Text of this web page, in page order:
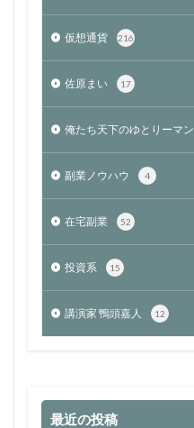
仮想通貨 216
佐原まい 17
俺たち天下のゆとりーマン
副業ノウハウ 4
在宅副業 52
投資系 15
講演家 鴨頭嘉人 12
最近の投稿